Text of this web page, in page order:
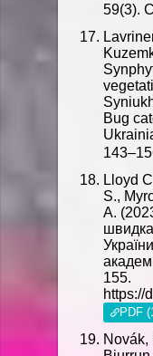
59(3).
Bug
Lloyd
S.,
A.
швидка
155.
https://
PDF
Novák,